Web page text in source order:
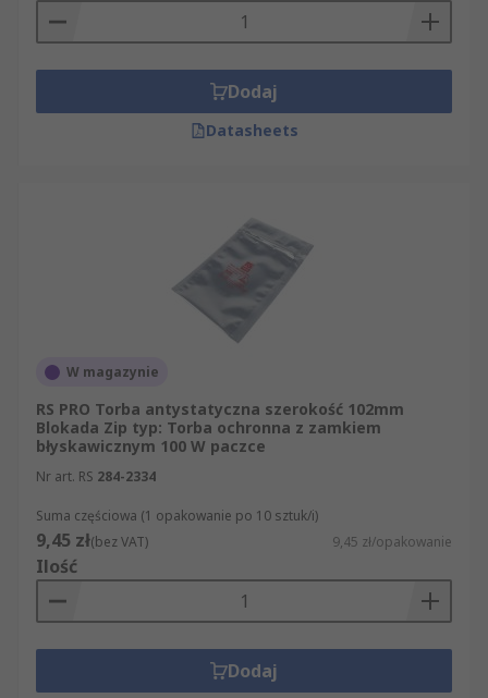
Dodaj
Datasheets
W magazynie
RS PRO Torba antystatyczna szerokość 102mm
Blokada Zip typ: Torba ochronna z zamkiem
błyskawicznym 100 W paczce
Nr art. RS 284-2334
Suma częściowa (1 opakowanie po 10 sztuk/i)
9,45 zł(bez VAT) 9,45 zł/opakowanie
Ilość
Dodaj